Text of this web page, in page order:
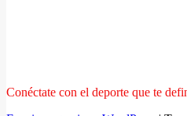
Conéctate con el deporte que te